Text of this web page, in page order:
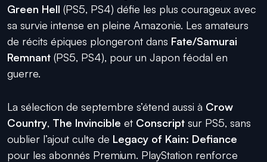
Green Hell (PS5, PS4) défie les plus courageux avec
sa survie intense en pleine Amazonie. Les amateurs
de récits épiques plongeront dans Fate/Samurai
Remnant (PS5, PS4), pour un Japon féodal en
guerre.
La sélection de septembre s’étend aussi à Crow
Country, The Invincible et Conscript sur PS5, sans
oublier l’ajout culte de Legacy of Kain: Defiance
pour les abonnés Premium. PlayStation renforce